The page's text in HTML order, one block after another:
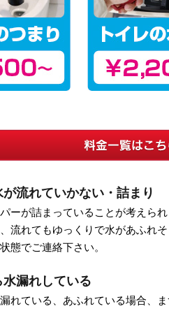
が流れていかない・詰まり
ーが詰まっていることが考えら
流れてもゆっくりで水があふれ
態でご連絡下さい。
水漏れしている
れている、あふれている場合、